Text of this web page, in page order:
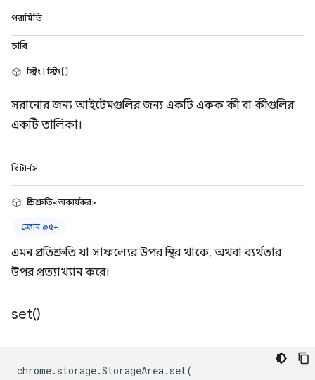
পরামিতি
চাবি
স্ট্রিং | স্ট্রিং[]
সরানোর জন্য আইটেমগুলির জন্য একটি একক কী বা কীগুলির
একটি তালিকা।
রিটার্নস
প্রতিশ্রুতি<অকার্যকর>
ক্রোম ৯৫+
এমন প্রতিশ্রুতি যা সাফল্যের উপর স্থির থাকে, অথবা ব্যর্থতার
উপর প্রত্যাখ্যান করে।
set()
chrome. storage.StorageArea. set(